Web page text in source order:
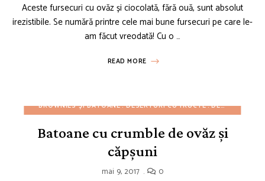
Aceste fursecuri cu ovăz și ciocolată, fără ouă, sunt absolut
irezistibile. Se numără printre cele mai bune fursecuri pe care le-
am făcut vreodată! Cu o …
READ MORE
BROWNIES ȘI BATOANE DESERTURI CU FRUCTE DESERTURI UȘOARE
Batoane cu crumble de ovăz și
căpșuni
mai 9, 2017 0